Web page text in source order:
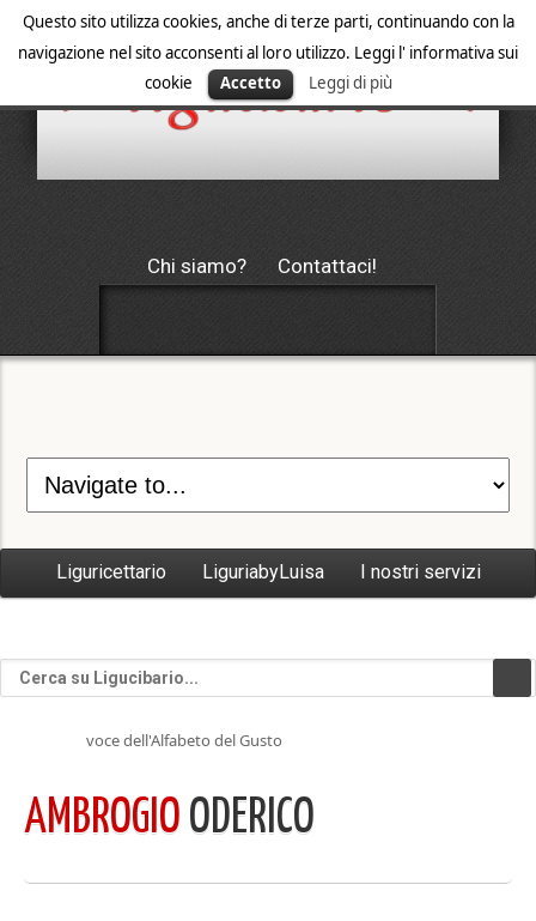
Questo sito utilizza cookies, anche di terze parti, continuando con la
navigazione nel sito acconsenti al loro utilizzo. Leggi l' informativa sui
cookie
Accetto Leggi di più
Chi siamo? Contattaci!
Liguricettario LiguriabyLuisa I nostri servizi
voce dell'Alfabeto del Gusto
AMBROGIO ODERICO